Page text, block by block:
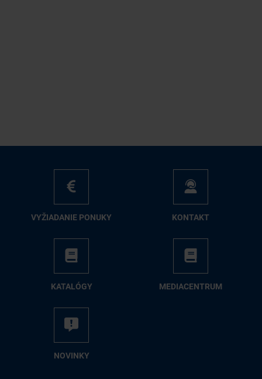
VY­ŽIA­DA­NIE PO­NU­KY KON­TAKT
KA­TA­LÓ­GY ME­DIA­CEN­TRUM
NO­VIN­KY